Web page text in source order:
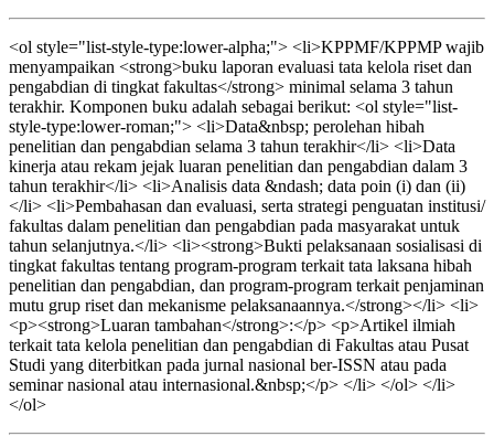
<ol style="list-style-type:lower-alpha;"> <li>KPPMF/KPPMP wajib
menyampaikan <strong>buku laporan evaluasi tata kelola riset dan
pengabdian di tingkat fakultas</strong> minimal selama 3 tahun
terakhir. Komponen buku adalah sebagai berikut: <ol style="list-
style-type:lower-roman;"> <li>Data&nbsp; perolehan hibah
penelitian dan pengabdian selama 3 tahun terakhir</li> <li>Data
kinerja atau rekam jejak luaran penelitian dan pengabdian dalam 3
tahun terakhir</li> <li>Analisis data &ndash; data poin (i) dan (ii)
</li> <li>Pembahasan dan evaluasi, serta strategi penguatan institusi/
fakultas dalam penelitian dan pengabdian pada masyarakat untuk
tahun selanjutnya.</li> <li><strong>Bukti pelaksanaan sosialisasi di
tingkat fakultas tentang program-program terkait tata laksana hibah
penelitian dan pengabdian, dan program-program terkait penjaminan
mutu grup riset dan mekanisme pelaksanaannya.</strong></li> <li>
<p><strong>Luaran tambahan</strong>:</p> <p>Artikel ilmiah
terkait tata kelola penelitian dan pengabdian di Fakultas atau Pusat
Studi yang diterbitkan pada jurnal nasional ber-ISSN atau pada
seminar nasional atau internasional.&nbsp;</p> </li> </ol> </li>
</ol>